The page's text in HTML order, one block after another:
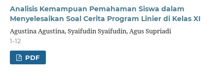
Analisis Kemampuan Pemahaman Siswa dalam
Menyelesaikan Soal Cerita Program Linier di Kelas XI
Agustina Agustina, Syaifudin Syaifudin, Agus Supriadi
1-12
PDF